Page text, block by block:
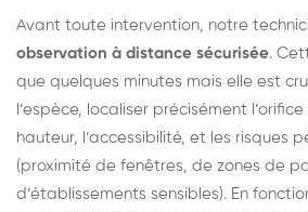
Avant toute intervention, notre
observation à distance sécurisée.
que quelques minutes mais elle est
l’espèce, localiser précisément
hauteur, l’accessibilité, et les risques
(proximité de fenêtres, de zones de
d’établissements sensibles). En